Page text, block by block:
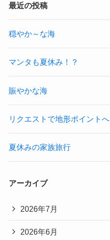
最近の投稿
穏やか～な海
マンタも夏休み！？
賑やかな海
リクエストで地形ポイントへ
夏休みの家族旅行
アーカイブ
2026年7月
2026年6月